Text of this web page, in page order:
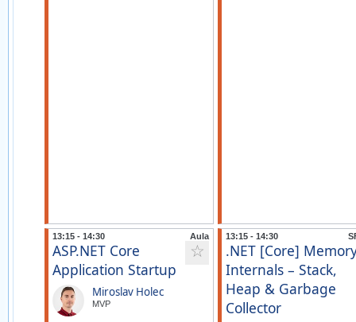
Aula
13:15 - 14:30
☆
ASP.NET Core
Application Startup
Miroslav Holec
MVP
13:15 - 14:30
.NET [Core]
Internals – Stack,
Heap & Garbage
Collector